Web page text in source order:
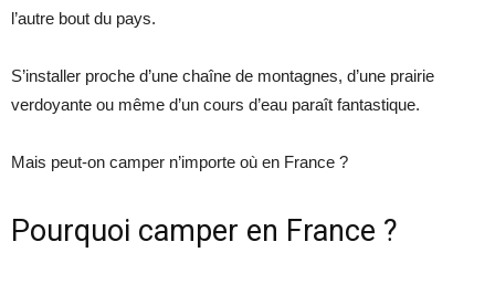
l’autre bout du pays.
S’installer proche d’une chaîne de montagnes, d’une prairie
verdoyante ou même d’un cours d’eau paraît fantastique.
Mais peut-on camper n’importe où en France ?
Pourquoi camper en France ?